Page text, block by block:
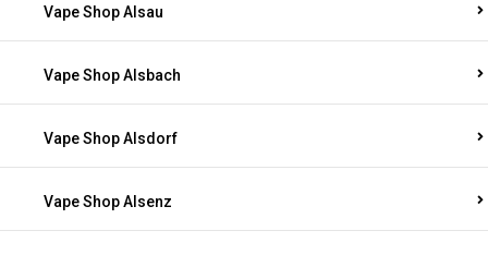
Vape Shop Alsau
Vape Shop Alsbach
Vape Shop Alsdorf
Vape Shop Alsenz